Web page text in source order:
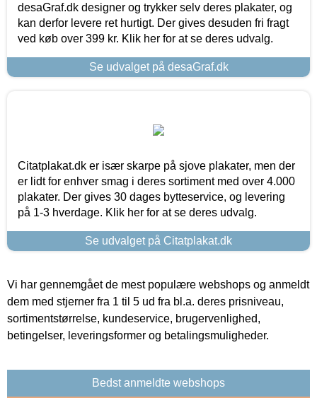
desaGraf.dk designer og trykker selv deres plakater, og
kan derfor levere ret hurtigt. Der gives desuden fri fragt
ved køb over 399 kr. Klik her for at se deres udvalg.
Se udvalget på desaGraf.dk
Citatplakat.dk er især skarpe på sjove plakater, men der
er lidt for enhver smag i deres sortiment med over 4.000
plakater. Der gives 30 dages bytteservice, og levering
på 1-3 hverdage. Klik her for at se deres udvalg.
Se udvalget på Citatplakat.dk
Vi har gennemgået de mest populære webshops og anmeldt
dem med stjerner fra 1 til 5 ud fra bl.a. deres prisniveau,
sortimentstørrelse, kundeservice, brugervenlighed,
betingelser, leveringsformer og betalingsmuligheder.
Bedst anmeldte webshops